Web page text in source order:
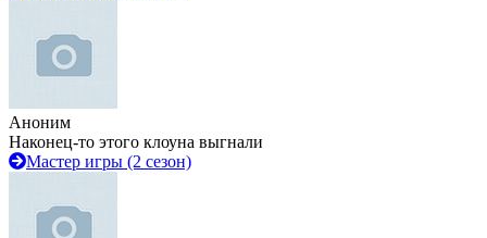
Аноним
Наконец-то этого клоуна выгнали
Мастер игры (2 сезон)